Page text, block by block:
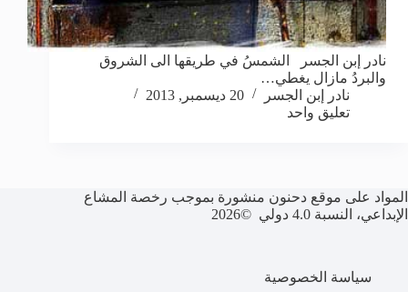
نادر إبن الجسر الشمسُ في طريقها الى الشروق
والبردُ مازال يغطي…
نادر إبن الجسر
20 ديسمبر, 2013
تعليق واحد
المواد على موقع دحنون منشورة بموجب رخصة المشاع
الإبداعي، النسبة 4.0 دولي ©2026
سياسة الخصوصية